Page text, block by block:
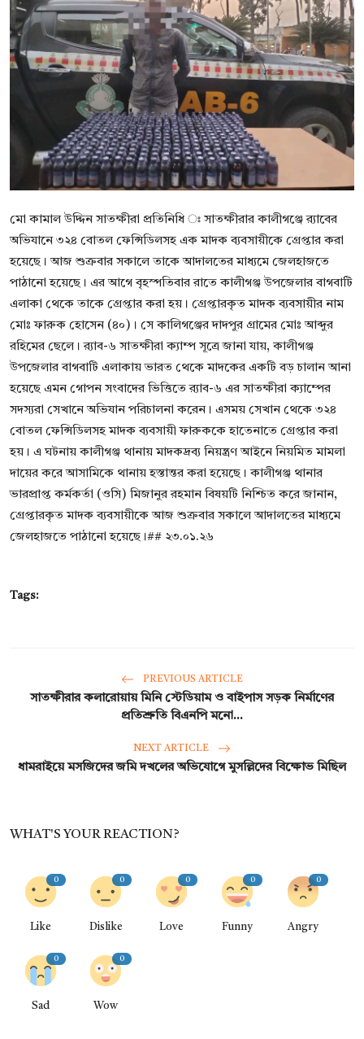
বিনোদন
বাণিজ্য
রাজনীতি
মো কামাল উদ্দিন সাতক্ষীরা প্রতিনিধি ঃ সাতক্ষীরার কালীগঞ্জে র‌্যাবের
অভিযানে ৩২৪ বোতল ফেন্সিডিলসহ এক মাদক ব্যবসায়ীকে গ্রেপ্তার করা
হয়েছে। আজ শুক্রবার সকালে তাকে আদালতের মাধ্যমে জেলহাজতে
পাঠানো হয়েছে। এর আগে বৃহস্পতিবার রাতে কালীগঞ্জ উপজেলার বাগবাটি
এলাকা থেকে তাকে গ্রেপ্তার করা হয়। গ্রেপ্তারকৃত মাদক ব্যবসায়ীর নাম
মোঃ ফারুক হোসেন (৪০)। সে কালিগঞ্জের দাদপুর গ্রামের মোঃ আব্দুর
রহিমের ছেলে। র‌্যাব-৬ সাতক্ষীরা ক্যাম্প সূত্রে জানা যায়, কালীগঞ্জ
উপজেলার বাগবাটি এলাকায় ভারত থেকে মাদকের একটি বড় চালান আনা
হয়েছে এমন গোপন সংবাদের ভিত্তিতে র‌্যাব-৬ এর সাতক্ষীরা ক্যাম্পের
সদস্যরা সেখানে অভিযান পরিচালনা করেন। এসময় সেখান থেকে ৩২৪
বোতল ফেন্সিডিলসহ মাদক ব্যবসায়ী ফারুককে হাতেনাতে গ্রেপ্তার করা
হয়। এ ঘটনায় কালীগঞ্জ থানায় মাদকদ্রব্য নিয়ন্ত্রণ আইনে নিয়মিত মামলা
দায়ের করে আসামিকে থানায় হস্তান্তর করা হয়েছে। কালীগঞ্জ থানার
ভারপ্রাপ্ত কর্মকর্তা (ওসি) মিজানুর রহমান বিষয়টি নিশ্চিত করে জানান,
গ্রেপ্তারকৃত মাদক ব্যবসায়ীকে আজ শুক্রবার সকালে আদালতের মাধ্যমে
জেলহাজতে পাঠানো হয়েছে।## ২৩.০১.২৬
Tags:
PREVIOUS ARTICLE
সাতক্ষীরার কলারোয়ায় মিনি স্টেডিয়াম ও বাইপাস সড়ক নির্মাণের
প্রতিশ্রুতি বিএনপি মনো...
NEXT ARTICLE
ধামরাইয়ে মসজিদের জমি দখলের অভিযোগে মুসল্লিদের বিক্ষোভ মিছিল
WHAT'S YOUR REACTION?
0
Like
0
Dislike
0
Love
0
Funny
0
Angry
0
Sad
0
Wow